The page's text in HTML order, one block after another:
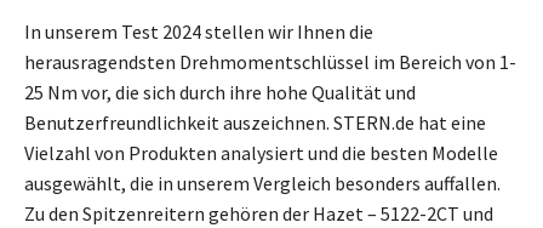
In unserem Test 2024 stellen wir Ihnen die
herausragendsten Drehmomentschlüssel im Bereich von 1-
25 Nm vor, die sich durch ihre hohe Qualität und
Benutzerfreundlichkeit auszeichnen. STERN.de hat eine
Vielzahl von Produkten analysiert und die besten Modelle
ausgewählt, die in unserem Vergleich besonders auffallen.
Zu den Spitzenreitern gehören der Hazet – 5122-2CT und